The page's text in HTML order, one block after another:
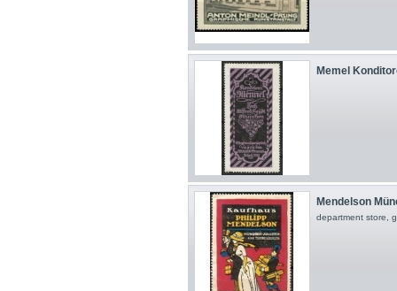
Memel
Mendelson
department store,